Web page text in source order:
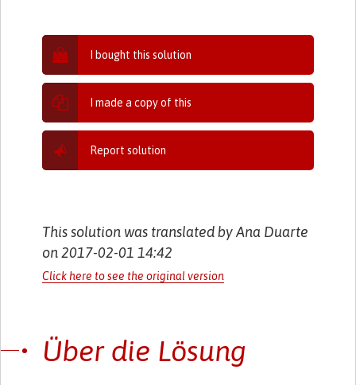
I bought this solution
I made a copy of this
Report solution
This solution was translated by Ana Duarte
on 2017-02-01 14:42
Click here to see the original version
Über die Lösung